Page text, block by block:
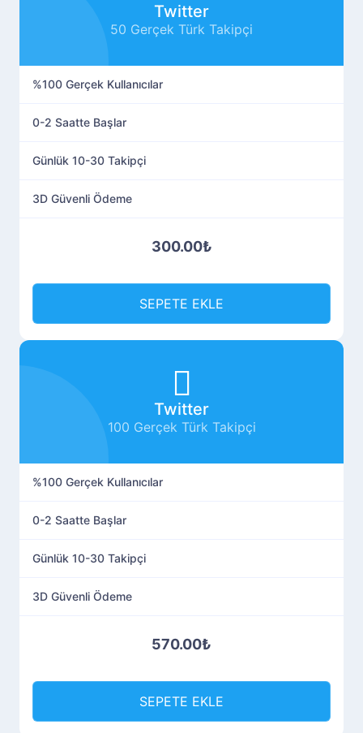
Twitter
50 Gerçek Türk Takipçi
%100 Gerçek Kullanıcılar
0-2 Saatte Başlar
Günlük 10-30 Takipçi
3D Güvenli Ödeme
300.00₺
SEPETE EKLE
Twitter
100 Gerçek Türk Takipçi
%100 Gerçek Kullanıcılar
0-2 Saatte Başlar
Günlük 10-30 Takipçi
3D Güvenli Ödeme
570.00₺
SEPETE EKLE